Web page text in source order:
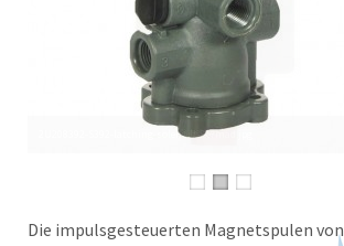
Die impulsgesteuerten Magnetspulen von